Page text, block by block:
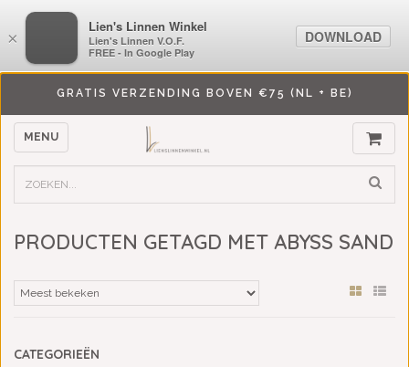
GRATIS VERZENDING BOVEN €75 (NL + BE)
MENU
PRODUCTEN GETAGD MET ABYSS SAND
CATEGORIEËN
×
LiensLinnenwinkel.nl
Lien's Linnen V.O.F.
FREE - In Google Play
DOWNLOAD
×
Lien's Linnen Winkel
Lien's Linnen V.O.F.
FREE - In Google Play
DOWNLOAD